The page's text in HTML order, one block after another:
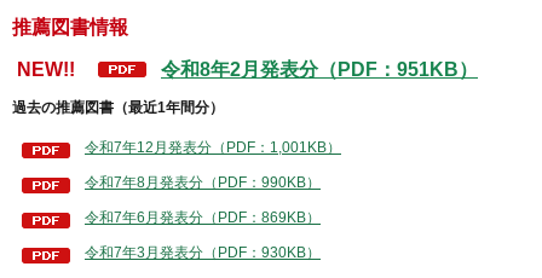
推薦図書情報
NEW!! 令和8年2月発表分（PDF：951KB）
過去の推薦図書（最近1年間分）
令和7年12月発表分（PDF：1,001KB）
令和7年8月発表分（PDF：990KB）
令和7年6月発表分（PDF：869KB）
令和7年3月発表分（PDF：930KB）